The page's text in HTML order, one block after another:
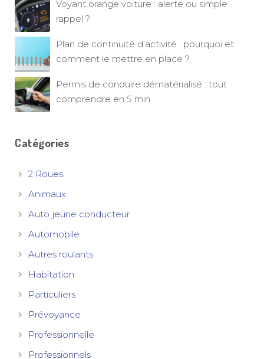
Voyant orange voiture : alerte ou simple
rappel ?
Plan de continuité d’activité : pourquoi et
comment le mettre en place ?
Permis de conduire dématérialisé : tout
comprendre en 5 min
Catégories
2 Roues
Animaux
Auto jeune conducteur
Automobile
Autres roulants
Habitation
Particuliers
Prévoyance
Professionnelle
Professionnels